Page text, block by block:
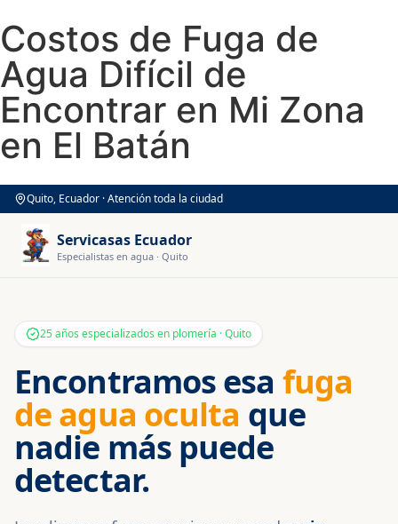
Costos de Fuga de
Agua Difícil de
Encontrar en Mi Zona
en El Batán